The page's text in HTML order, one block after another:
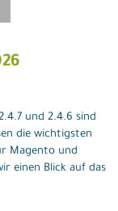
und 2.4.6 sind
die wichtigsten
Magento und
einen Blick auf das